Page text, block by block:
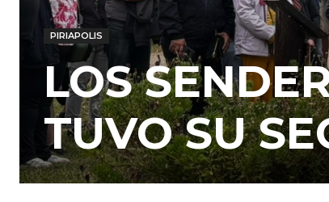
PIRIAPOLIS
LOS
TUVO SU